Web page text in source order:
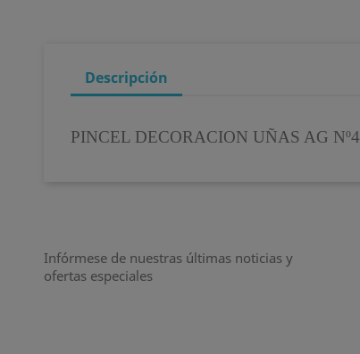
Descripción
PINCEL DECORACION UÑAS AG Nº4
Infórmese de nuestras últimas noticias y
ofertas especiales